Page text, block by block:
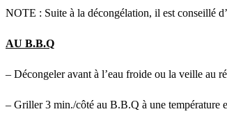
NOTE : Suite à la décongélation, il est conseillé
AU B.B.Q
– Décongeler avant à l’eau froide ou la veille au
– Griller 3 min./côté au B.B.Q à une température